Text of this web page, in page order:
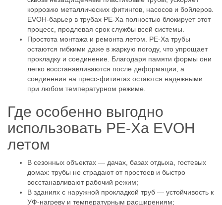
коррозию металлических фитингов, насосов и бойлеров.
EVOH-барьер в трубах PE-Xa полностью блокирует этот
процесс, продлевая срок службы всей системы.
Простота монтажа и ремонта летом. PE-Xa трубы
остаются гибкими даже в жаркую погоду, что упрощает
прокладку и соединение. Благодаря памяти формы они
легко восстанавливаются после деформации, а
соединения на пресс-фитингах остаются надежными
при любом температурном режиме.
Где особенно выгодно
использовать PE-Xa EVOH
летом
В сезонных объектах — дачах, базах отдыха, гостевых
домах: трубы не страдают от простоев и быстро
восстанавливают рабочий режим;
В зданиях с наружной прокладкой труб — устойчивость к
УФ-нагреву и температурным расширениям;